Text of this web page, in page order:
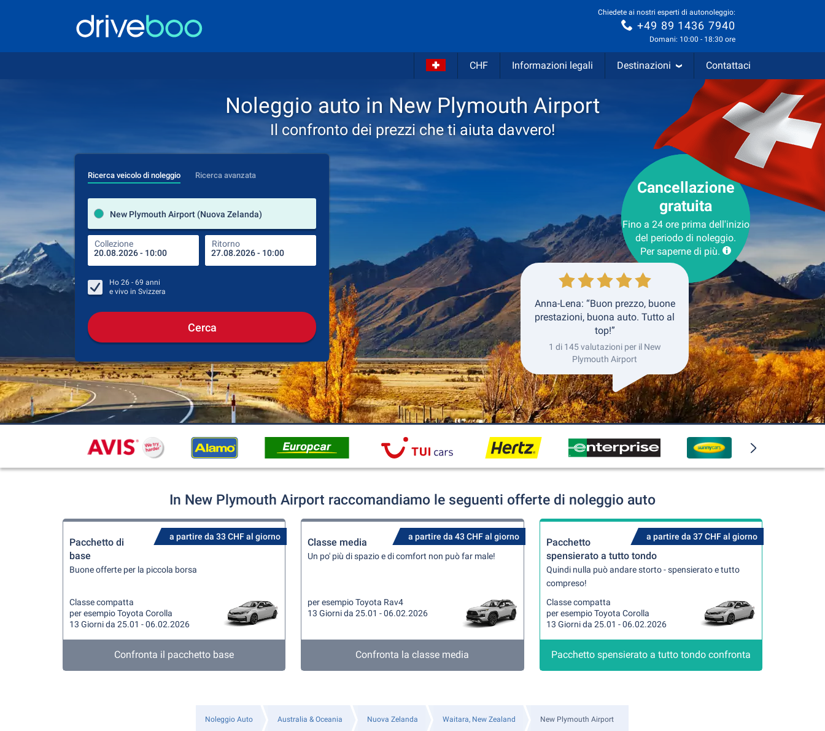
Chiedete ai nostri esperti di autonoleggio:
+49 89 1436 7940
Domani: 10:00 - 18:30 ore
CHF Informazioni legali Destinazioni Contattaci
Noleggio auto in New Plymouth Airport
Il confronto dei prezzi che ti aiuta davvero!
Ricerca veicolo di noleggio Ricerca avanzata
New Plymouth Airport (Nuova Zelanda)
Collezione Ritorno
Luogo del noleggio
Collezione Ritorno
Ho 26 - 69 anni
e vivo in Svizzera
Cerca
Cancellazione
gratuita
Fino a 24 ore prima dell'inizio
del periodo di noleggio.
Per saperne di più.
Anna-Lena: “Buon prezzo, buone
prestazioni, buona auto. Tutto al
top!”
1 di 145 valutazioni per il New
Plymouth Airport
In New Plymouth Airport raccomandiamo le seguenti offerte di noleggio auto
a partire da 33 CHF al giorno
Pacchetto di
base
Buone offerte per la piccola borsa
Classe compatta
per esempio Toyota Corolla
13 Giorni da 25.01 - 06.02.2026
Confronta il pacchetto base
a partire da 43 CHF al giorno
Classe media
Un po' più di spazio e di comfort non può far male!
per esempio Toyota Rav4
13 Giorni da 25.01 - 06.02.2026
Confronta la classe media
a partire da 37 CHF al giorno
Pacchetto
spensierato a tutto tondo
Quindi nulla può andare storto - spensierato e tutto
compreso!
Classe compatta
per esempio Toyota Corolla
13 Giorni da 25.01 - 06.02.2026
Pacchetto spensierato a tutto tondo confronta
Noleggio Auto Australia & Oceania Nuova Zelanda Waitara, New Zealand New Plymouth Airport